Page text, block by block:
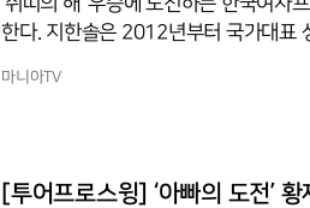
한다. 지한솔은 2012년부터 국가대표 상비군, 2014년 국가대표를 거쳐 2015년 KLPGA 1
위너스 클럽에 올랐고, 데뷔 3년 만에
마니아TV
[투어프로스윙] ‘아빠의 도전’